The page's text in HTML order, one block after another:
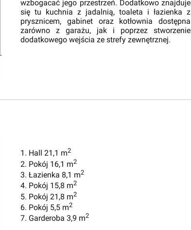
wzbogacać jego przestrzeń. Dodatkowo znajduje
się tu kuchnia z jadalnią, toaleta i łazienka z
prysznicem, gabinet oraz kotłownia dostępna
zarówno z garażu, jak i poprzez stworzenie
dodatkowego wejścia ze strefy zewnętrznej.
1. Hall 21,1 m2
2. Pokój 16,1 m2
3. Łazienka 8,1 m2
4. Pokój 15,8 m2
5. Pokój 21,8 m2
6. Pokój 5,5 m2
7. Garderoba 3,9 m2